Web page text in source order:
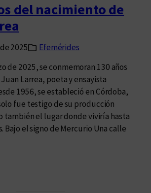
del nacimiento de
2025
Efemérides
de 2025, se conmemoran 130 años
Larrea, poeta y ensayista
1956, se estableció en Córdoba,
fue testigo de su producción
también el lugar donde viviría hasta
Bajo el signo de Mercurio Una calle